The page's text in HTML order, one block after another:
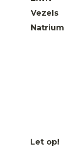
Vezels
Natrium
Let op!